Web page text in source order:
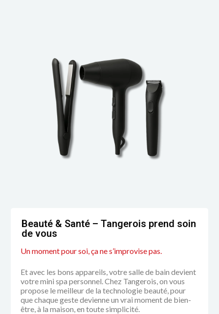
Beauté & Santé – Tangerois prend soin
de vous
Un moment pour soi, ça ne s’improvise pas.
Et avec les bons appareils, votre salle de bain devient
votre mini spa personnel.Chez Tangerois, on vous
propose le meilleur de la technologie beauté, pour
que chaque geste devienne un vrai moment de bien-
être, à la maison, en toute simplicité.